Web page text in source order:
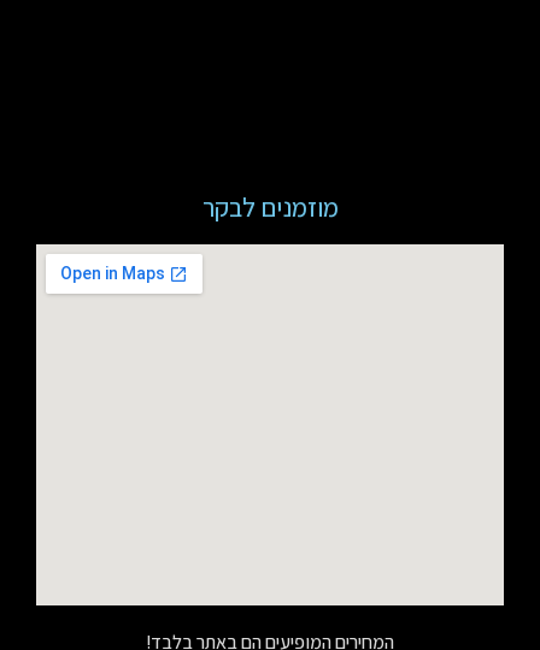
מוזמנים לבקר
המחירים המופיעים הם באתר בלבד!